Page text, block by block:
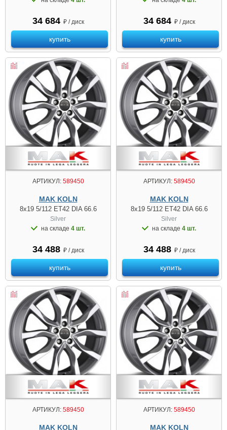
34 684 ₽ / диск
купить
34 684 ₽ / диск
купить
АРТИКУЛ:589450
MAK KOLN
8x19 5/112 ET42 DIA 66.6
Silver
на складе 4 шт.
34 488 ₽ / диск
купить
АРТИКУЛ:589450
MAK KOLN
8x19 5/112 ET42 DIA 66.6
Silver
на складе 4 шт.
34 488 ₽ / диск
купить
АРТИКУЛ:589450
MAK KOLN
АРТИКУЛ:589450
MAK KOLN